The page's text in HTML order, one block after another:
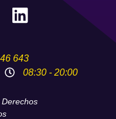
643
08:30 - 20:00